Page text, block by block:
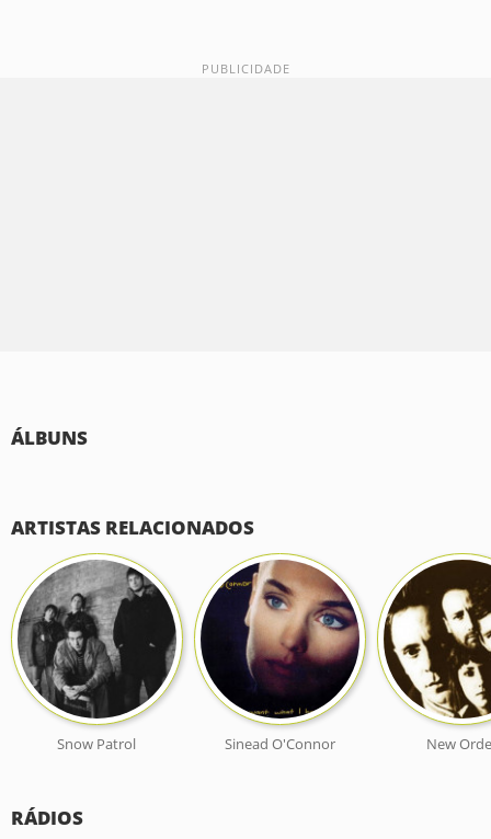
ÁLBUNS
ARTISTAS RELACIONADOS
Snow Patrol Sinead O'Connor New
RÁDIOS